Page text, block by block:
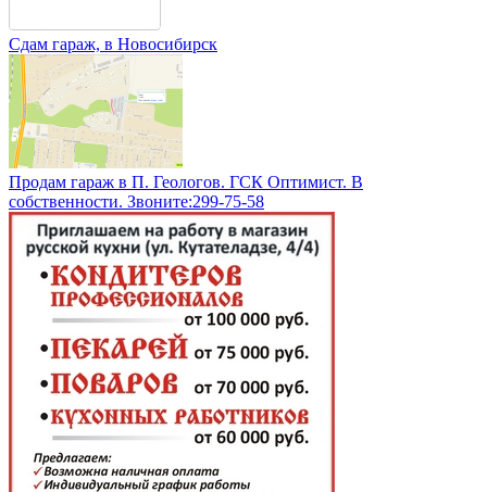
Сдам гараж, в Новосибирск
Продам гараж в П. Геологов. ГСК Оптимист. В
собственности. Звоните:299-75-58